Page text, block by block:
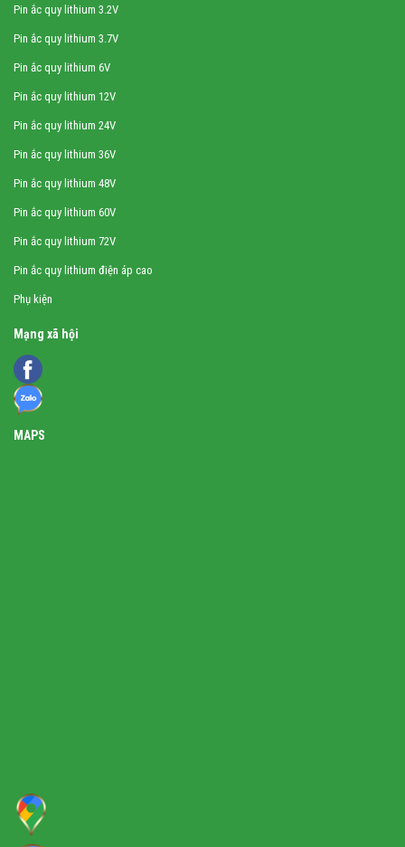
Pin ắc quy lithium 3.2V
Pin ắc quy lithium 3.7V
Pin ắc quy lithium 6V
Pin ắc quy lithium 12V
Pin ắc quy lithium 24V
Pin ắc quy lithium 36V
Pin ắc quy lithium 48V
Pin ắc quy lithium 60V
Pin ắc quy lithium 72V
Pin ắc quy lithium điện áp cao
Phụ kiện
Mạng xã hội
MAPS